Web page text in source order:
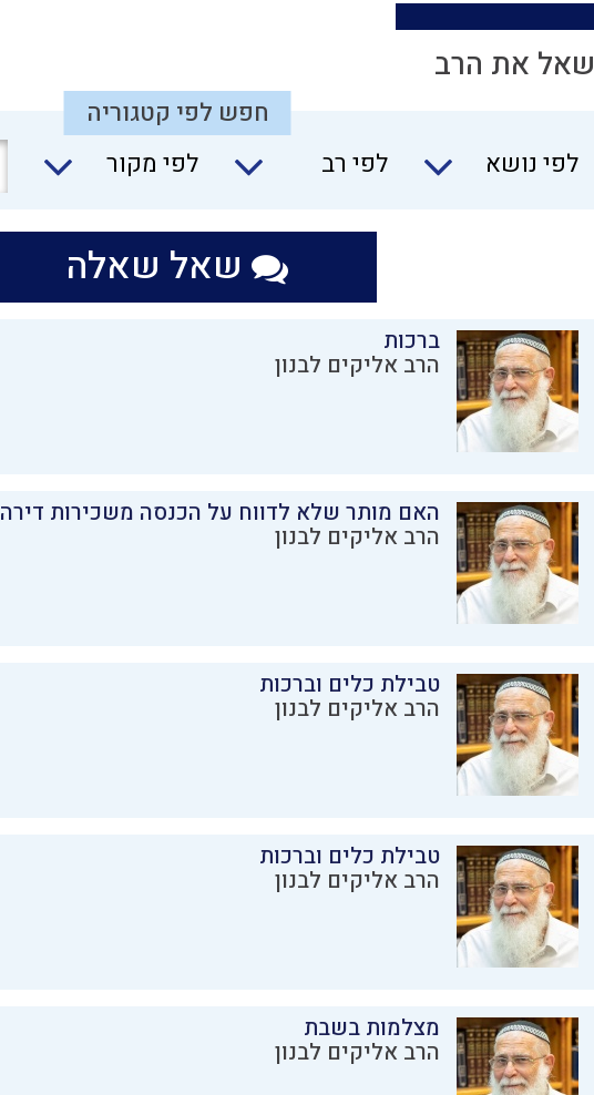
שאל את הרב
חפש לפי קטגוריה
לפי נושא
לפי רב לפי מקור
שאל שאלה
ברכות
הרב אליקים לבנון
האם מותר שלא לדווח על הכנסה משכירות דירה
הרב אליקים לבנון
טבילת כלים וברכות
הרב אליקים לבנון
טבילת כלים וברכות
הרב אליקים לבנון
מצלמות בשבת
הרב אליקים לבנון